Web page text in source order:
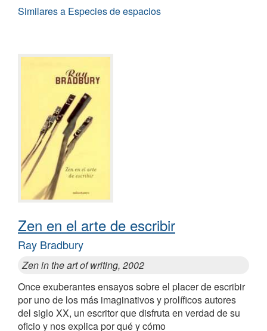
Similares a Especies de espacios
Zen en el arte de escribir
Ray Bradbury
Zen in the art of writing, 2002
Once exuberantes ensayos sobre el placer de escribir
por uno de los más imaginativos y prolíficos autores
del siglo XX, un escritor que disfruta en verdad de su
oficio y nos explica por qué y cómo